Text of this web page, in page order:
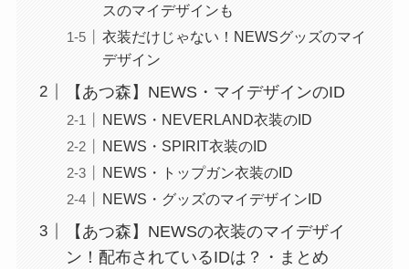
スのマイデザインも
衣装だけじゃない！NEWSグッズのマイ
デザイン
【あつ森】NEWS・マイデザインのID
NEWS・NEVERLAND衣装のID
NEWS・SPIRIT衣装のID
NEWS・トップガン衣装のID
NEWS・グッズのマイデザインID
【あつ森】NEWSの衣装のマイデザイ
ン！配布されているIDは？・まとめ